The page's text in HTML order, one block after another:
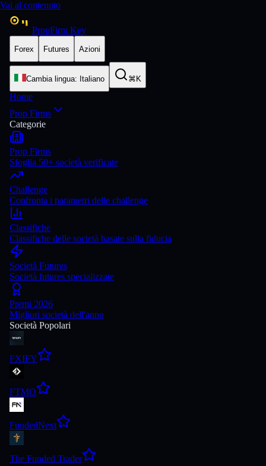
Vai al contenuto
PropFirm Key
Forex Futures Azioni
Cambia lingua: Italiano ⌘K
Home
Prop Firms
Categorie
Prop Firms
Sfoglia 50+ società verificate
Challenge
Confronta i parametri delle challenge
Classifiche
Classifiche delle società basate sulla fiducia
Società Futures
Società futures specializzate
Premi 2026
Migliori società dell'anno
Società Popolari
FXIFY
FTMO
FundedNext
The Funded Trader